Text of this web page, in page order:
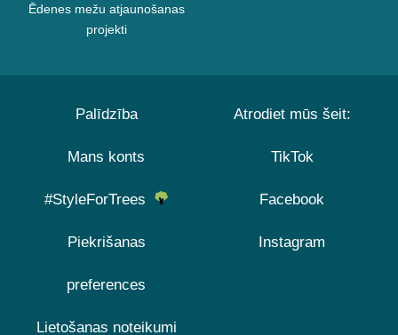
Ēdenes mežu atjaunošanas
projekti
Palīdzība
Mans konts
#StyleForTrees
Piekrišanas
preferences
Lietošanas noteikumi
Atrodiet mūs šeit:
TikTok
Facebook
Instagram